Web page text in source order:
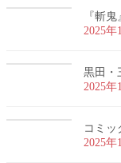
『斬
2025年
黒田・
2025年
コミッ
2025年